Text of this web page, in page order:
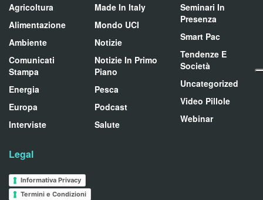
Agricoltura
Alimentazione
Ambiente
Comunicati
Stampa
Energia
Europa
Interviste
Made In Italy
Mondo UCI
Notizie
Notizie In Primo
Piano
Pesca
Podcast
Salute
Seminari In
Presenza
Smart Pac
Tendenze E
Società
Uncategorized
Video Pillole
Webinar
Legal
Informativa Privacy
Termini e Condizioni